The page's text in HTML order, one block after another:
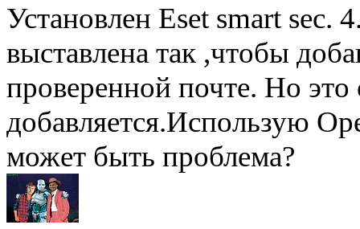
Установлен Eset smart sec.
выставлена так ,чтобы
проверенной почте. Но
добавляется.Использую
может быть проблема?